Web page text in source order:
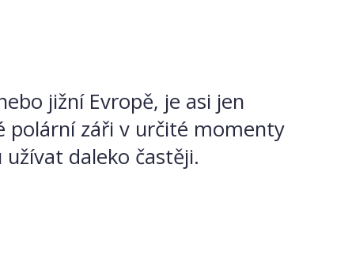
jižní Evropě, je asi jen
polární záři v určité momenty
daleko častěji.